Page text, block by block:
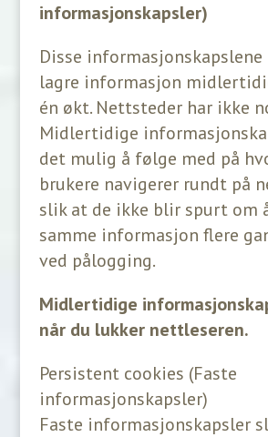
informasjonskapsler)
Disse
lagre informasjon
én økt. Nettsteder har ikke
Midlertidige
det mulig å følge med på
brukere navigerer rundt på
slik at de ikke blir spurt om
samme informasjon flere
ved pålogging.
Midlertidige
når du lukker nettleseren.
Persistent cookies (Faste
informasjonskapsler)
Faste informasjonskapsler